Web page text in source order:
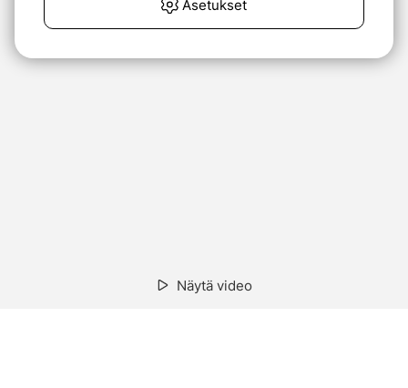
Näytä video
Asetukset